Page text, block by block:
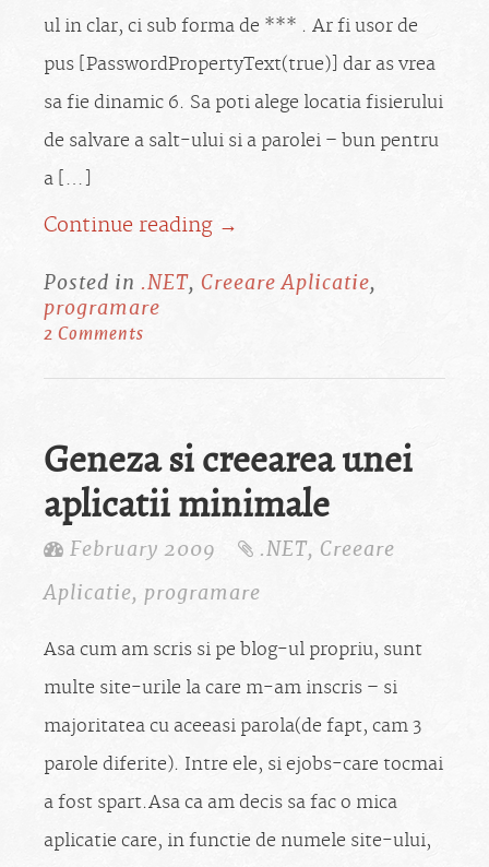
ul in clar, ci sub forma de *** . Ar fi usor de
pus [PasswordPropertyText(true)] dar as vrea
sa fie dinamic 6. Sa poti alege locatia fisierului
de salvare a salt-ului si a parolei – bun pentru
a […]
Continue reading →
Posted in .NET, Creeare Aplicatie,
programare
2 Comments
Geneza si creearea unei
aplicatii minimale
February 2009 .NET, Creeare
Aplicatie, programare
Asa cum am scris si pe blog-ul propriu, sunt
multe site-urile la care m-am inscris – si
majoritatea cu aceeasi parola(de fapt, cam 3
parole diferite). Intre ele, si ejobs-care tocmai
a fost spart.Asa ca am decis sa fac o mica
aplicatie care, in functie de numele site-ului,